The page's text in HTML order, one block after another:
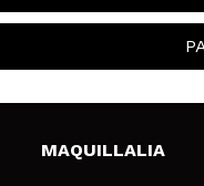
MAQUILLALIA